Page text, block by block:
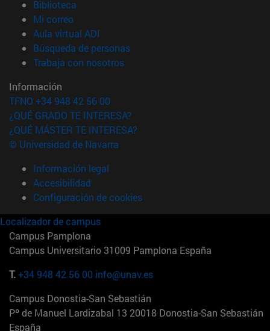
Biblioteca
Mi correo(abre en nueva ventana)
Aula virtual ADI
Búsqueda de personas(abre en nueva ventana)
Trabaja con nosotros(abre en nueva ventana)
Información
TFNO +34 948 42 56 00
¿QUÉ GRADO TE INTERESA?
¿QUÉ MÁSTER TE INTERESA?
© Universidad de Navarra
Información legal
Accesibilidad
Configuración de cookies
Localizador de campus
Campus Pamplona
Campus Universitario 31009 Pamplona España
T.+34 948 42 56 00 info@unav.es
Campus Donostia-San Sebastián
Pº de Manuel Lardizabal 13 20018 Donostia-San Sebastián
España